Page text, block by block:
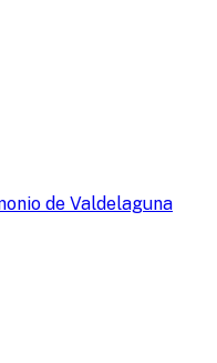
de Valdelaguna